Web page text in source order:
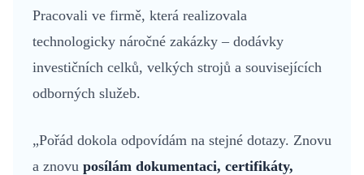
Pracovali ve firmě, která realizovala
technologicky náročné zakázky – dodávky
investičních celků, velkých strojů a souvisejících
odborných služeb.
„Pořád dokola odpovídám na stejné dotazy. Znovu
a znovu posílám dokumentaci, certifikáty,